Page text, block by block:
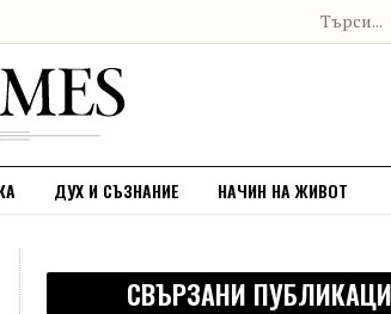
ДУХ И СЪЗНАНИЕ НАЧИН НА ЖИВОТ
СВЪРЗАНИ